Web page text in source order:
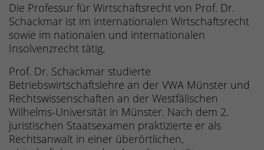
Die Professur für Wirtschaftsrecht von Prof. Dr.
Schackmar ist im internationalen Wirtschaftsrecht
sowie im nationalen und internationalen
Insolvenzrecht tätig.
Prof. Dr. Schackmar studierte
Betriebswirtschaftslehre an der VWA Münster und
Rechtswissenschaften an der Westfälischen
Wilhelms-Universität in Münster. Nach dem 2.
juristischen Staatsexamen praktizierte er als
Rechtsanwalt in einer überörtlichen,